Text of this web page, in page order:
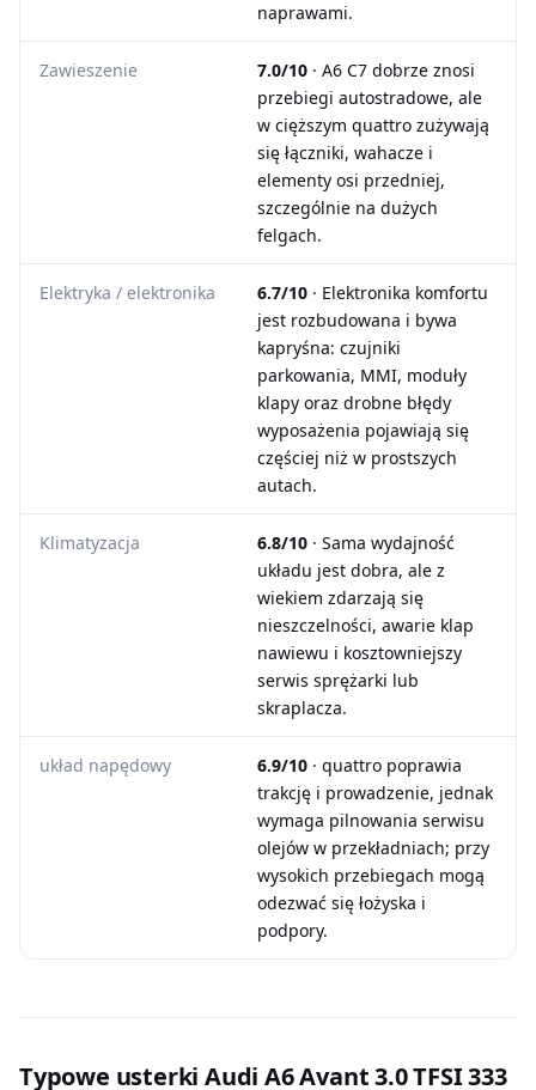
naprawami.
Zawieszenie 7.0/10 · A6 C7 dobrze znosi
przebiegi autostradowe, ale
w cięższym quattro zużywają
się łączniki, wahacze i
elementy osi przedniej,
szczególnie na dużych
felgach.
Elektryka / elektronika 6.7/10 · Elektronika komfortu
jest rozbudowana i bywa
kapryśna: czujniki
parkowania, MMI, moduły
klapy oraz drobne błędy
wyposażenia pojawiają się
częściej niż w prostszych
autach.
Klimatyzacja 6.8/10 · Sama wydajność
układu jest dobra, ale z
wiekiem zdarzają się
nieszczelności, awarie klap
nawiewu i kosztowniejszy
serwis sprężarki lub
skraplacza.
układ napędowy 6.9/10 · quattro poprawia
trakcję i prowadzenie, jednak
wymaga pilnowania serwisu
olejów w przekładniach; przy
wysokich przebiegach mogą
odezwać się łożyska i
podpory.
Typowe usterki Audi A6 Avant 3.0 TFSI 333